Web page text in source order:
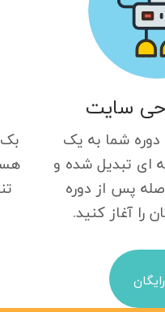
سایت
دوره شما به یک
ای تبدیل شده و
پس از دوره
را آغاز کنید.